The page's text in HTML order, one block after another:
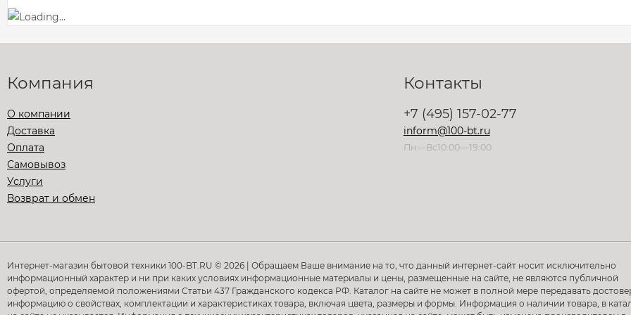
Компания
О компании
Доставка
Оплата
Самовывоз
Услуги
Возврат и обмен
Контакты
+7 (495) 157-02-77
inform@100-bt.ru
Пн—Вс10:00—19:00
Интернет-магазин бытовой техники 100-BT.RU © 2026 | Обращаем Ваше внимание на то, что данный интернет-сайт носит исключительно
информационный характер и ни при каких условиях информационные материалы и цены, размещенные на сайте, не являются публичной
офертой, определяемой положениями Статьи 437 Гражданского кодекса РФ. Каталог на сайте не может в полной мере передавать
информацию о свойствах, комплектации и характеристиках товара, включая цвета, размеры и формы. Информация о наличии товара, в